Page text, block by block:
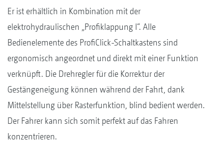
Er ist erhältlich in Kombination mit der
elektrohydraulischen „Profiklappung I“. Alle
Bedienelemente des ProfiClick-Schaltkastens sind
ergonomisch angeordnet und direkt mit einer Funktion
verknüpft. Die Drehregler für die Korrektur der
Gestängeneigung können während der Fahrt, dank
Mittelstellung über Rasterfunktion, blind bedient werden.
Der Fahrer kann sich somit perfekt auf das Fahren
konzentrieren.